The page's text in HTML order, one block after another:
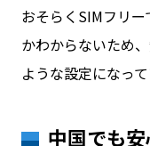
おそらくSIMフリ
かわからないため
ような設定になっ
中国でも